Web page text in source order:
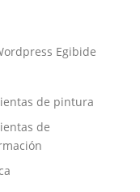
Egibide
de pintura
de